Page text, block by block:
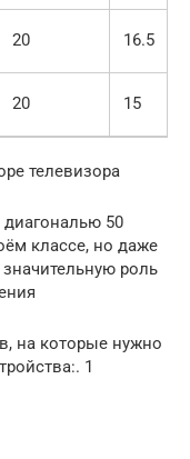
20 16.5
20 15
телевизора
диагональю 50
классе, но даже
роль
на которые нужно
1